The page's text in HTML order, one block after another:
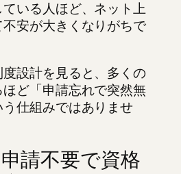
いる人ほど、ネット上
安が大きくなりがちで
設計を見ると、多くの
ほど「申請忘れで突然無
仕組みではありませ
請不要で資格